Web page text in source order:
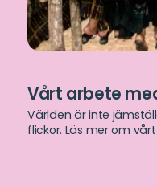
Vårt arbete
Världen är inte
flickor. Läs mer om